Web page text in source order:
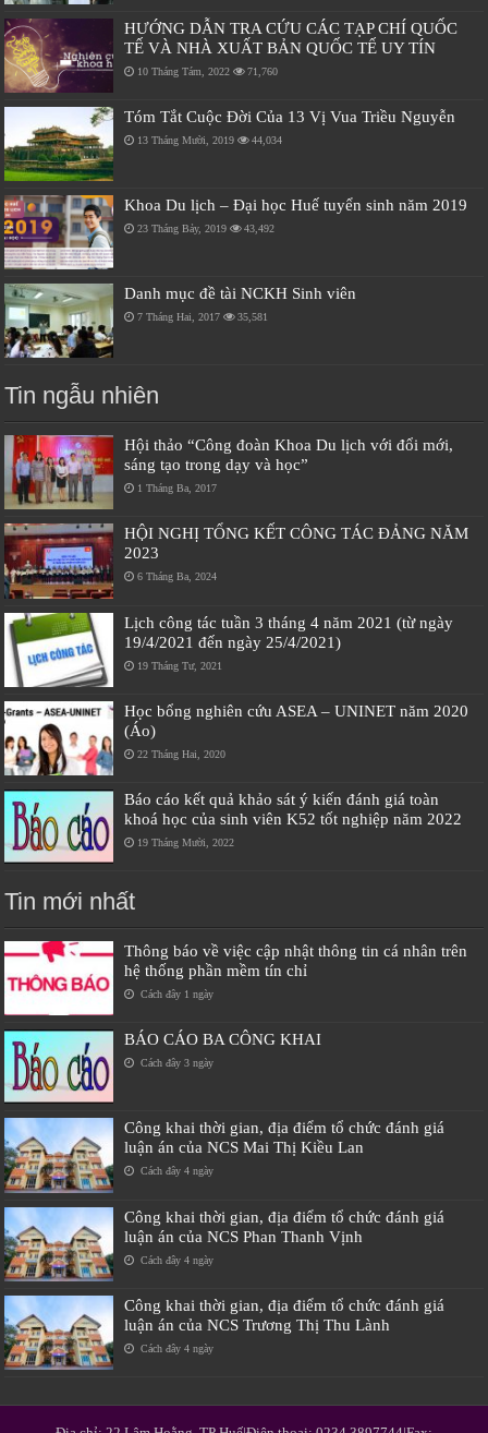
HƯỚNG DẪN TRA CỨU CÁC TẠP CHÍ QUỐC
TẾ VÀ NHÀ XUẤT BẢN QUỐC TẾ UY TÍN
10 Tháng Tám, 2022 71,760
Tóm Tắt Cuộc Đời Của 13 Vị Vua Triều Nguyễn
13 Tháng Mười, 2019 44,034
Khoa Du lịch – Đại học Huế tuyển sinh năm 2019
23 Tháng Bảy, 2019 43,492
Danh mục đề tài NCKH Sinh viên
7 Tháng Hai, 2017 35,581
Tin ngẫu nhiên
Hội thảo “Công đoàn Khoa Du lịch với đổi mới,
sáng tạo trong dạy và học”
1 Tháng Ba, 2017
HỘI NGHỊ TỔNG KẾT CÔNG TÁC ĐẢNG NĂM
2023
6 Tháng Ba, 2024
Lịch công tác tuần 3 tháng 4 năm 2021 (từ ngày
19/4/2021 đến ngày 25/4/2021)
19 Tháng Tư, 2021
Học bổng nghiên cứu ASEA – UNINET năm 2020
(Áo)
22 Tháng Hai, 2020
Báo cáo kết quả khảo sát ý kiến đánh giá toàn
khoá học của sinh viên K52 tốt nghiệp năm 2022
19 Tháng Mười, 2022
Tin mới nhất
Thông báo về việc cập nhật thông tin cá nhân trên
hệ thống phần mềm tín chỉ
Cách đây 1 ngày
BÁO CÁO BA CÔNG KHAI
Cách đây 3 ngày
Công khai thời gian, địa điểm tổ chức đánh giá
luận án của NCS Mai Thị Kiều Lan
Cách đây 4 ngày
Công khai thời gian, địa điểm tổ chức đánh giá
luận án của NCS Phan Thanh Vịnh
Cách đây 4 ngày
Công khai thời gian, địa điểm tổ chức đánh giá
luận án của NCS Trương Thị Thu Lành
Cách đây 4 ngày